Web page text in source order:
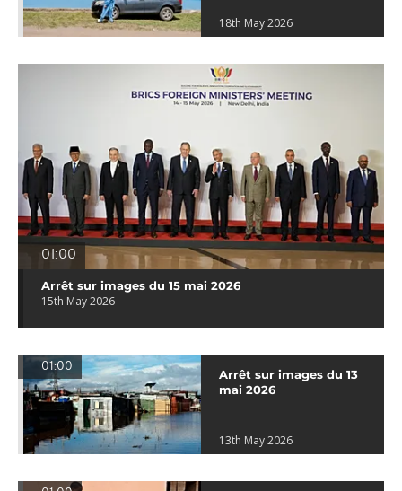
18th May 2026
01:00
Arrêt sur images du 15 mai 2026
15th May 2026
01:00
Arrêt sur images du 13
mai 2026
13th May 2026